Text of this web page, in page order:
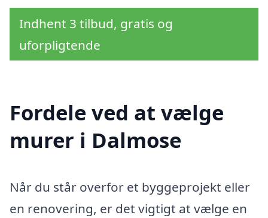
Indhent 3 tilbud, gratis og
uforpligtende
Fordele ved at vælge
murer i Dalmose
Når du står overfor et byggeprojekt eller
en renovering, er det vigtigt at vælge en